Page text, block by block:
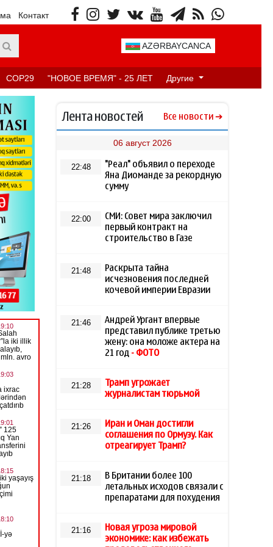
Контакт
AZƏRBAYCANCA
COP29 "НОВОЕ ВРЕМЯ" - 25 ЛЕТ Другие
Лента новостей Все новости
06 август 2026
22:48
"Реал" объявил о переходе
Яна Диоманде за рекордную
сумму
22:00
СМИ: Совет мира заключил
первый контракт на
строительство в Газе
21:48
Раскрыта тайна
исчезновения последней
кочевой империи Евразии
21:46
Андрей Ургант впервые
представил публике третью
жену: она моложе актера на
21 год - ФОТО
21:28
Трамп угрожает
журналистам тюрьмой
21:26
Иран и Оман достигли
соглашения по Ормузу. Как
отреагирует Трамп?
21:18
В Британии более 100
летальных исходов связали с
препаратами для похудения
21:16
Новая угроза мировой
экономике: как избежать